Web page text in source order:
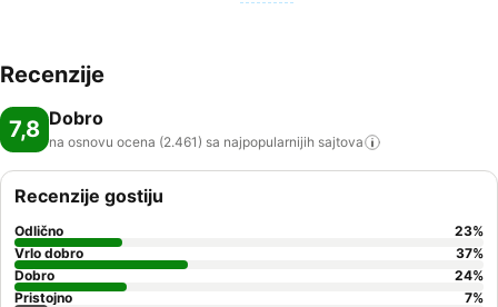
Recenzije
7,8 Dobro
na osnovu ocena (2.461) sa najpopularnijih sajtova
Recenzije gostiju
Odlično 23%
Vrlo dobro
37%
Dobro
24%
Pristojno
7%